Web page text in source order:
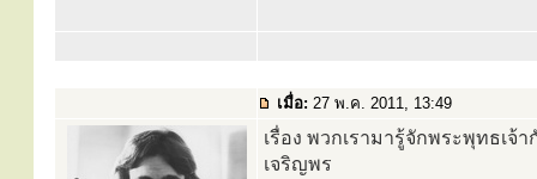
เมื่อ: 27 พ.ค. 2011, 13:49
เรื่อง พวกเรามารู้จักพระพุทธเ
เจริญพร